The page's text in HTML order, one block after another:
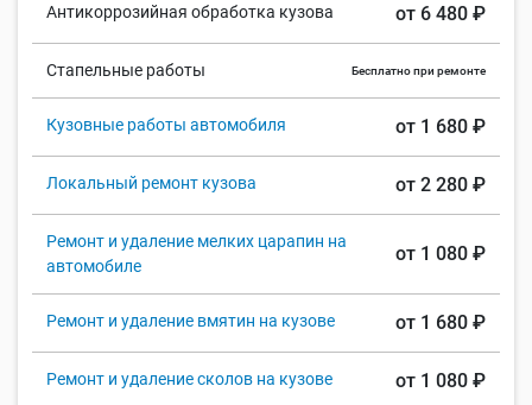
Антикоррозийная обработка кузова от 6 480 ₽
Стапельные работы Бесплатно при ремонте
Кузовные работы автомобиля от 1 680 ₽
Локальный ремонт кузова от 2 280 ₽
Ремонт и удаление мелких царапин на
автомобиле
от 1 080 ₽
Ремонт и удаление вмятин на кузове от 1 680 ₽
Ремонт и удаление сколов на кузове от 1 080 ₽